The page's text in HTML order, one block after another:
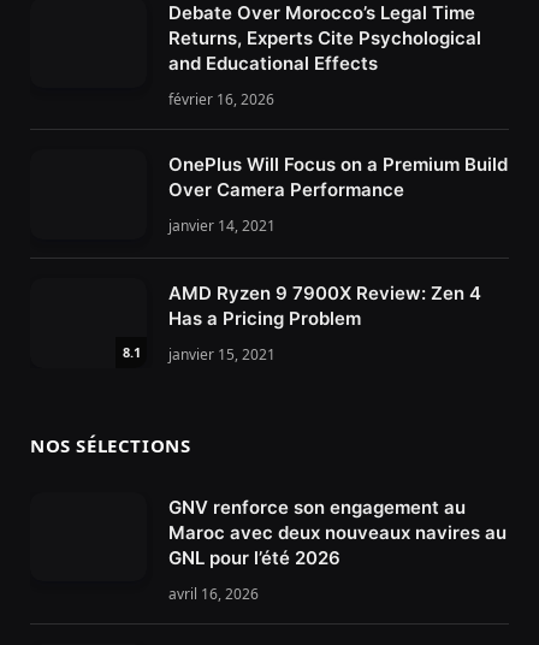
Debate Over Morocco’s Legal Time
Returns, Experts Cite Psychological
and Educational Effects
février 16, 2026
OnePlus Will Focus on a Premium Build
Over Camera Performance
janvier 14, 2021
8.1
AMD Ryzen 9 7900X Review: Zen 4
Has a Pricing Problem
janvier 15, 2021
NOS SÉLECTIONS
GNV renforce son engagement au
Maroc avec deux nouveaux navires au
GNL pour l’été 2026
avril 16, 2026